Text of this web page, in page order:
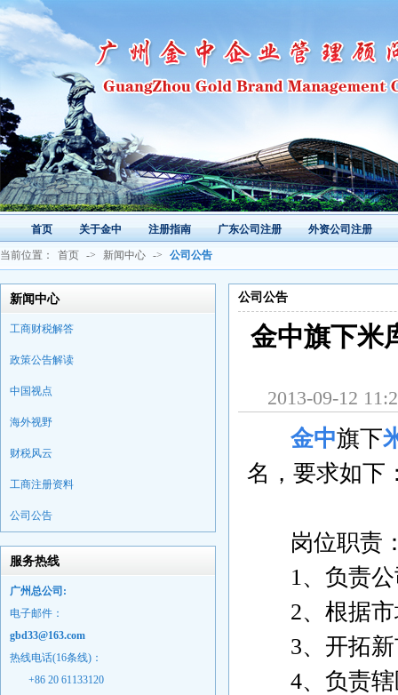
首页 关于金中 注册指南 广东公司注册 外资公司注册
当前位置： 首页 -> 新闻中心 -> 公司公告
新闻中心
工商财税解答
政策公告解读
中国视点
海外视野
财税风云
工商注册资料
公司公告
服务热线
广州总公司:
电子邮件：
gbd33@163.com
热线电话(16条线)：
+86 20 61133120
公司公告
金中旗下米
2013-09-12
金中旗下
名，要求如下
岗位职责
1、负责公
2、根据市
3、开拓新
4、负责辖